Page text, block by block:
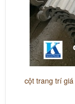
cột trang trí